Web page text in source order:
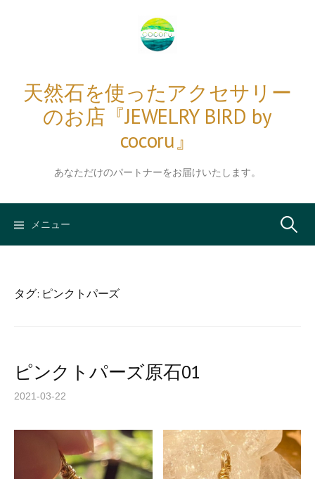
天然石を使ったアクセサリー
のお店『JEWELRY BIRD by
cocoru』
あなただけのパートナーをお届けいたします。
メニュー 検
タグ: ピンクトパーズ
ピンクトパーズ原石01
2021-03-22